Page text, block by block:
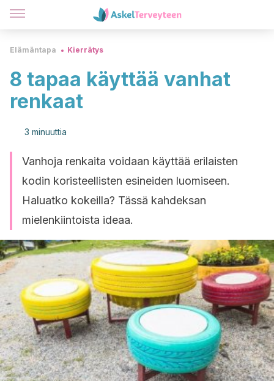
Elämäntapa Kierrätys
8 tapaa käyttää vanhat
renkaat
3 minuuttia
Vanhoja renkaita voidaan käyttää erilaisten
kodin koristeellisten esineiden luomiseen.
Haluatko kokeilla? Tässä kahdeksan
mielenkiintoista ideaa.